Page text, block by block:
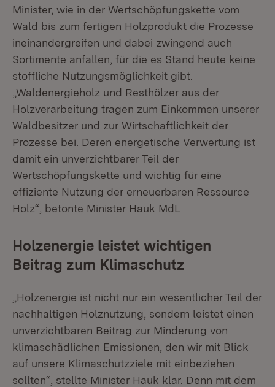
Minister, wie in der Wertschöpfungskette vom
Wald bis zum fertigen Holzprodukt die Prozesse
ineinandergreifen und dabei zwingend auch
Sortimente anfallen, für die es Stand heute keine
stoffliche Nutzungsmöglichkeit gibt.
„Waldenergieholz und Resthölzer aus der
Holzverarbeitung tragen zum Einkommen unserer
Waldbesitzer und zur Wirtschaftlichkeit der
Prozesse bei. Deren energetische Verwertung ist
damit ein unverzichtbarer Teil der
Wertschöpfungskette und wichtig für eine
effiziente Nutzung der erneuerbaren Ressource
Holz“, betonte Minister Hauk MdL
Holzenergie leistet wichtigen
Beitrag zum Klimaschutz
„Holzenergie ist nicht nur ein wesentlicher Teil der
nachhaltigen Holznutzung, sondern leistet einen
unverzichtbaren Beitrag zur Minderung von
klimaschädlichen Emissionen, den wir mit Blick
auf unsere Klimaschutzziele mit einbeziehen
sollten“, stellte Minister Hauk klar. Denn mit dem